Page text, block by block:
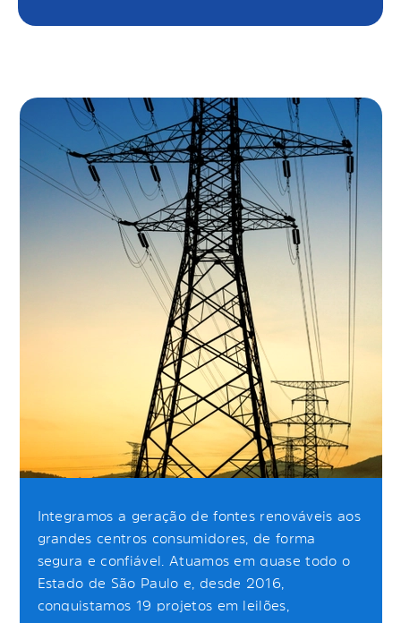
Integramos a geração de fontes renováveis aos
grandes centros consumidores, de forma
segura e confiável. Atuamos em quase todo o
Estado de São Paulo e, desde 2016,
conquistamos 19 projetos em leilões,